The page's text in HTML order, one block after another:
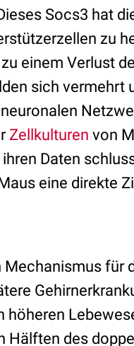
Socs3 hat
zu
einem Verlust
sich vermehrt
Zellkulturen von
Daten
eine di­rekte
Mechanismus für
höheren
Hälften des